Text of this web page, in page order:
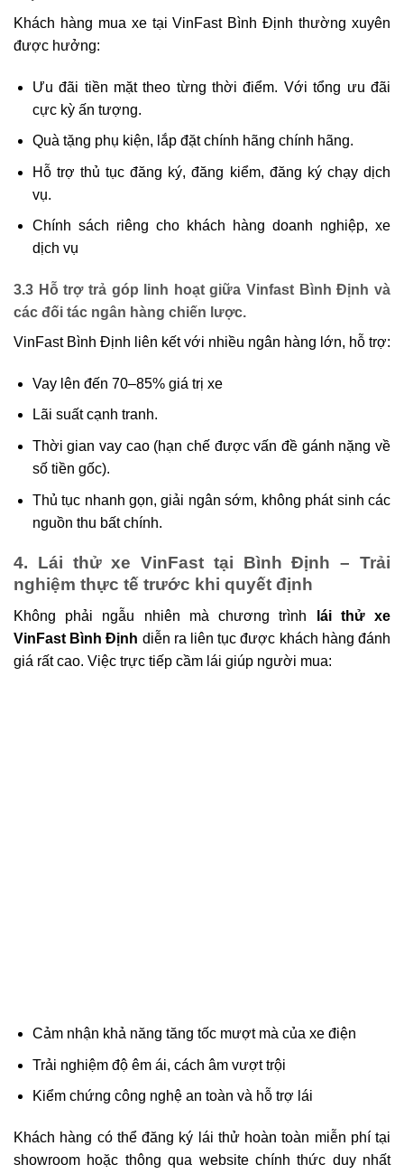
Khách hàng mua xe tại VinFast Bình Định thường xuyên
được hưởng:
Ưu đãi tiền mặt theo từng thời điểm. Với tổng ưu đãi
cực kỳ ấn tượng.
Quà tặng phụ kiện, lắp đặt chính hãng chính hãng.
Hỗ trợ thủ tục đăng ký, đăng kiểm, đăng ký chạy dịch
vụ.
Chính sách riêng cho khách hàng doanh nghiệp, xe
dịch vụ
3.3 Hỗ trợ trả góp linh hoạt giữa Vinfast Bình Định và
các đối tác ngân hàng chiến lược.
VinFast Bình Định liên kết với nhiều ngân hàng lớn, hỗ trợ:
Vay lên đến 70–85% giá trị xe
Lãi suất cạnh tranh.
Thời gian vay cao (hạn chế được vấn đề gánh nặng về
số tiền gốc).
Thủ tục nhanh gọn, giải ngân sớm, không phát sinh các
nguồn thu bất chính.
4. Lái thử xe VinFast tại Bình Định – Trải
nghiệm thực tế trước khi quyết định
Không phải ngẫu nhiên mà chương trình
lái thử xe
VinFast Bình Định diễn ra liên tục được khách hàng đánh
giá rất cao. Việc trực tiếp cầm lái giúp người mua:
Cảm nhận khả năng tăng tốc mượt mà của xe điện
Trải nghiệm độ êm ái, cách âm vượt trội
Kiểm chứng công nghệ an toàn và hỗ trợ lái
Khách hàng có thể đăng ký lái thử hoàn toàn miễn phí tại
showroom hoặc thông qua website chính thức duy nhất